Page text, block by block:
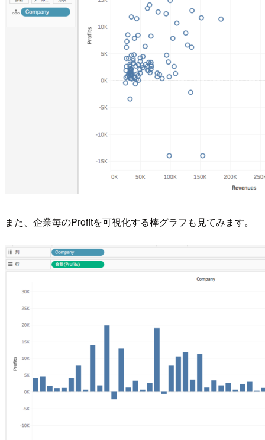
また、企業毎のProfitを可視化する棒グラフも見てみます。